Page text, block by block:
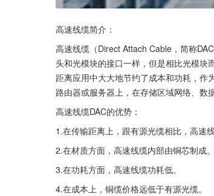
高速线缆简介：
高速线缆（Direct Attach Cable，简称
头和光模块的接口一样，但是相比光模块
距离应用中大大地节约了成本和功耗，作
路由器或服务器上，在存储区域网络、数
高速线缆DAC的优势：
1.在传输距离上，跟有源光缆相比，高速
2.在材质方面，高速线缆内部由铜芯制成
3.在功耗方面，高速线缆功耗低。
4.在成本上，铜缆价格远低于有源光缆。